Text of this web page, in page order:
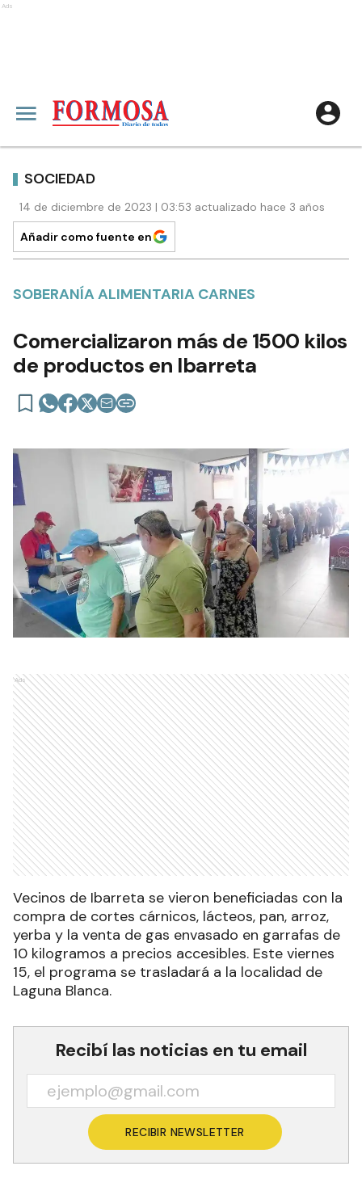
Ads
SOCIEDAD
14 de diciembre de 2023 | 03:53 actualizado hace 3 años
Añadir como fuente en
SOBERANÍA ALIMENTARIA CARNES
Comercializaron más de 1500 kilos
de productos en Ibarreta
Ads
Vecinos de Ibarreta se vieron beneficiadas con la
compra de cortes cárnicos, lácteos, pan, arroz,
yerba y la venta de gas envasado en garrafas de
10 kilogramos a precios accesibles. Este viernes
15, el programa se trasladará a la localidad de
Laguna Blanca.
Recibí las noticias en tu email
RECIBIR NEWSLETTER